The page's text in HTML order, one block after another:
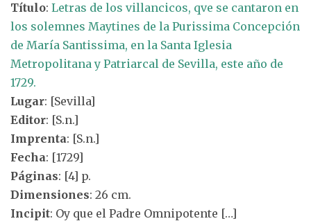
Título: Letras de los villancicos, qve se cantaron en
los solemnes Maytines de la Purissima Concepción
de María Santissima, en la Santa Iglesia
Metropolitana y Patriarcal de Sevilla, este año de
1729.
Lugar: [Sevilla]
Editor: [S.n.]
Imprenta: [S.n.]
Fecha: [1729]
Páginas: [4] p.
Dimensiones: 26 cm.
Incipit: Oy que el Padre Omnipotente […]